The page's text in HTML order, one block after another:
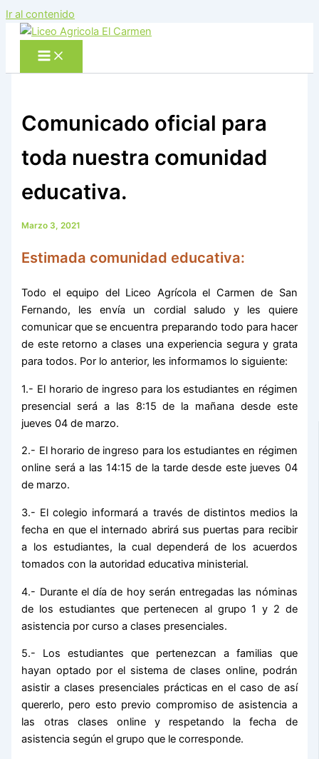
Ir al contenido
Comunicado oficial para
toda nuestra comunidad
educativa.
Marzo 3, 2021
Estimada comunidad educativa:
Todo el equipo del Liceo Agrícola el Carmen de San
Fernando, les envía un cordial saludo y les quiere
comunicar que se encuentra preparando todo para hacer
de este retorno a clases una experiencia segura y grata
para todos. Por lo anterior, les informamos lo siguiente:
1.- El horario de ingreso para los estudiantes en régimen
presencial será a las 8:15 de la mañana desde este
jueves 04 de marzo.
2.- El horario de ingreso para los estudiantes en régimen
online será a las 14:15 de la tarde desde este jueves 04
de marzo.
3.- El colegio informará a través de distintos medios la
fecha en que el internado abrirá sus puertas para recibir
a los estudiantes, la cual dependerá de los acuerdos
tomados con la autoridad educativa ministerial.
4.- Durante el día de hoy serán entregadas las nóminas
de los estudiantes que pertenecen al grupo 1 y 2 de
asistencia por curso a clases presenciales.
5.- Los estudiantes que pertenezcan a familias que
hayan optado por el sistema de clases online, podrán
asistir a clases presenciales prácticas en el caso de así
quererlo, pero esto previo compromiso de asistencia a
las otras clases online y respetando la fecha de
asistencia según el grupo que le corresponde.